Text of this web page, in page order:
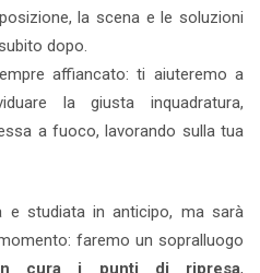
la scena e le soluzioni
dopo.
affiancato: ti aiuteremo a
la giusta inquadratura,
a fuoco, lavorando sulla tua
e studiata in anticipo, ma sarà
faremo un sopralluogo
cura i punti di ripresa,